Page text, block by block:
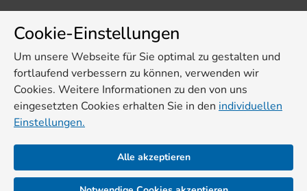
Cookie-Einstellungen
Um unsere Webseite für Sie optimal zu gestalten und
fortlaufend verbessern zu können, verwenden wir
Cookies. Weitere Informationen zu den von uns
eingesetzten Cookies erhalten Sie in den individuellen
Einstellungen.
Alle akzeptieren